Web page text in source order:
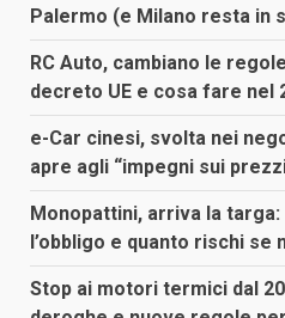
Palermo (e Milano resta in
RC Auto, cambiano le
decreto UE e cosa fare nel
e-Car cinesi, svolta nei
apre agli “impegni sui
Monopattini, arriva la
l’obbligo e quanto rischi se
Stop ai motori termici dal